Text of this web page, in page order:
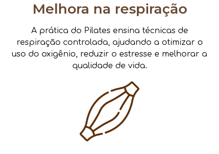
Melhora na respiração
A prática do Pilates ensina técnicas de
respiração controlada, ajudando a otimizar o
uso do oxigênio, reduzir o estresse e melhorar a
qualidade de vida.